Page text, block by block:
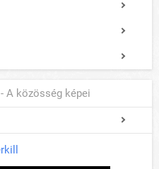
A közösség képei